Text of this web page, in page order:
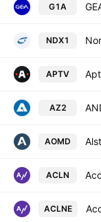
G1A
NDX1
APTV
AZ2
AOMD
ACLN
ACLNE